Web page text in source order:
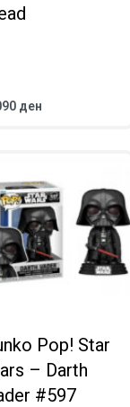
ден
КОШНИЧКА
Pop! Star
– Darth
#597